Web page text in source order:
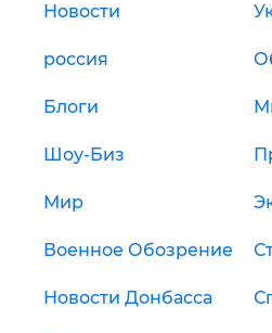
Новости
россия
Блоги
Шоу-Биз
Мир
Военное Обозрение
Новости Донбасса